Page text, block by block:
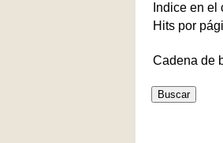
Indice en el
Hits por
Cadena de